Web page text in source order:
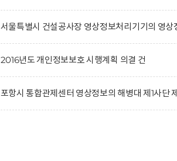
서울특별시 건설공사장 영상정보처리기기의 영상
2016년도 개인정보보호 시행계획 의결 건
포항시 통합관제센터 영상정보의 해병대 제1사단